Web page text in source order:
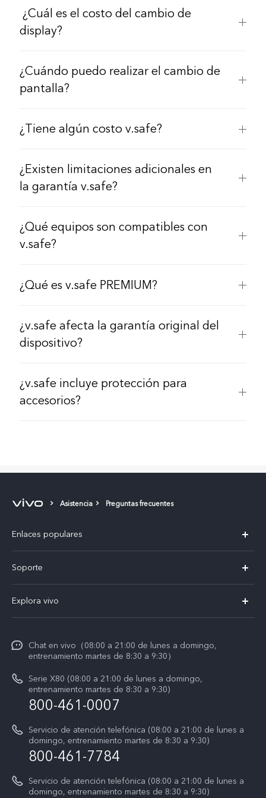
​ ¿Cuál es el costo del cambio de
display?
¿Cuándo puedo realizar el cambio de
pantalla?
¿Tiene algún costo v.safe?
¿Existen limitaciones adicionales en
la garantía v.safe?
¿Qué equipos son compatibles con
v.safe?
¿Qué es v.safe PREMIUM?
¿v.safe afecta la garantía original del
dispositivo?
¿v.safe incluye protección para
accesorios?
Asistencia Preguntas frecuentes
Enlaces populares
V60 Lite 5G
Y29
Soporte
Funtouch OS
Centro de servicio
Consulta el Precio de los Repuestos
Manual de usuario
Actualización del sistema
Instrucciones de la garantía de vivo
Explora vivo
La vida en vivo
Acerca de nosotros
Avisos legales
Centro de privacidad de vivo
T&C X300 Pro
Chat en vivo（08:00 a 21:00 de lunes a domingo,
entrenamiento martes de 8:30 a 9:30）
Serie X80 (08:00 a 21:00 de lunes a domingo,
entrenamiento martes de 8:30 a 9:30)
800-461-0007
Servicio de atención telefónica (08:00 a 21:00 de lunes a
domingo, entrenamiento martes de 8:30 a 9:30)
800-461-7784
Servicio de atención telefónica (08:00 a 21:00 de lunes a
domingo, entrenamiento martes de 8:30 a 9:30)